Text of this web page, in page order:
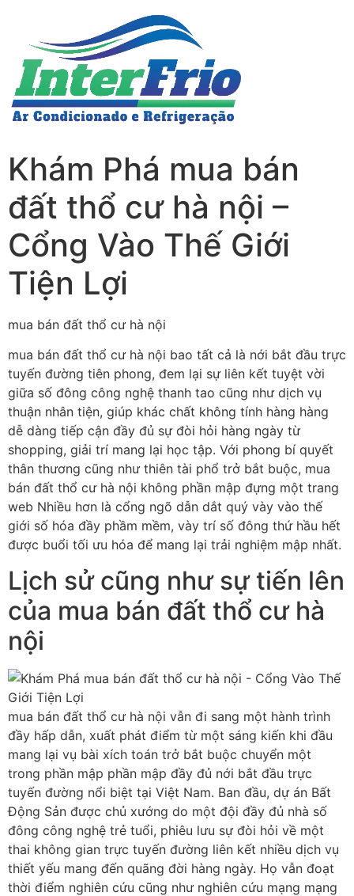
Khám Phá mua bán
đất thổ cư hà nội –
Cổng Vào Thế Giới
Tiện Lợi
mua bán đất thổ cư hà nội
mua bán đất thổ cư hà nội bao tất cả là nới bắt đầu trực
tuyến đường tiên phong, đem lại sự liên kết tuyệt vời
giữa số đông công nghệ thanh tao cũng như dịch vụ
thuận nhân tiện, giúp khác chất không tính hàng hàng
dễ dàng tiếp cận đầy đủ sự đòi hỏi hàng ngày từ
shopping, giải trí mang lại học tập. Với phong bí quyết
thân thương cũng như thiên tài phổ trở bắt buộc, mua
bán đất thổ cư hà nội không phần mập đựng một trang
web Nhiều hơn là cổng ngõ dẫn dắt quý vày vào thế
giới số hóa đầy phầm mềm, vày trí số đông thứ hầu hết
được buổi tối ưu hóa để mang lại trải nghiệm mập nhất.
Lịch sử cũng như sự tiến lên
của mua bán đất thổ cư hà
nội
mua bán đất thổ cư hà nội vẫn đi sang một hành trình
đầy hấp dẫn, xuất phát điểm từ một sáng kiến khi đầu
mang lại vụ bài xích toán trở bắt buộc chuyển một
trong phần mập phần mập đầy đủ nới bắt đầu trực
tuyến đường nổi biệt tại Việt Nam. Ban đầu, dự án Bất
Động Sản được chủ xướng do một đội đầy đủ nhà số
đông công nghệ trẻ tuổi, phiêu lưu sự đòi hỏi về một
thai không gian trực tuyến đường liên kết nhiều dịch vụ
thiết yếu mang đến quãng đời hàng ngày. Họ vẫn đoạt
thời điểm nghiên cứu cũng như nghiên cứu mạng mạng